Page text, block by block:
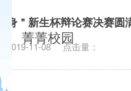
菁菁校园
身＂新生杯辩论赛决赛
2019-11-08 点击量：